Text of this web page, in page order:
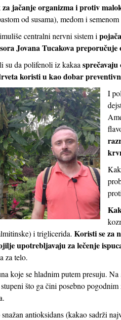
za jačanje organizma i protiv
od susama), medom i
centralni nervni sistem i
Jovana Tucakova preporučuje
su da polifenoli iz kakaa
koristi u kao dobar
I
i triglicerida. Koristi se za
upotrebljavaju za lečenje
za telo.
koje se hladnim putem presuju.
što ga čini posebno
antioksidans (kakao sadrži